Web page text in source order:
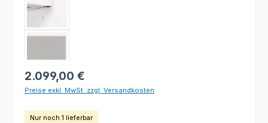
Regulärer Preis:
2.099,00 €
Preise exkl. MwSt. zzgl. Versandkosten
Nur noch 1 lieferbar